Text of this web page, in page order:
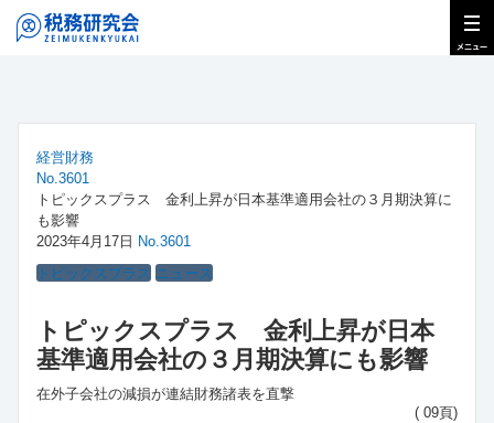
経営財務
No.3601
トピックスプラス 金利上昇が日本基準適用会社の３月期決算に
も影響
2023年4月17日 No.3601
トピックスプラス ニュース
トピックスプラス 金利上昇が日本
基準適用会社の３月期決算にも影響
在外子会社の減損が連結財務諸表を直撃
( 09頁)